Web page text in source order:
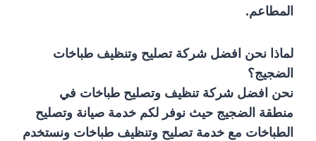
المطاعم.
لماذا نحن افضل شركة تصليح وتنظيف طباخات
الضجيج؟
نحن افضل شركة تنظيف وتصليح طباخات في
منطقة الضجيج حيث نوفر لكم خدمة صيانة وتصليح
الطباخات مع خدمة تصليح وتنظيف طباخات ونستخدم